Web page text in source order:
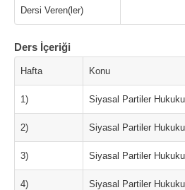
Dersi Veren(ler)
Ders İçeriği
Hafta Konu
1) Siyasal Partiler Hukuku
2) Siyasal Partiler Hukuku
3) Siyasal Partiler Hukuku
4) Siyasal Partiler Hukuku